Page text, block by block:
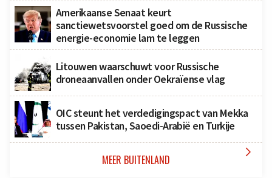
Amerikaanse Senaat keurt
sanctiewetsvoorstel goed om de Russische
energie-economie lam te leggen
Litouwen waarschuwt voor Russische
droneaanvallen onder Oekraïense vlag
OIC steunt het verdedigingspact van Mekka
tussen Pakistan, Saoedi-Arabië en Turkije
MEER BUITENLAND 